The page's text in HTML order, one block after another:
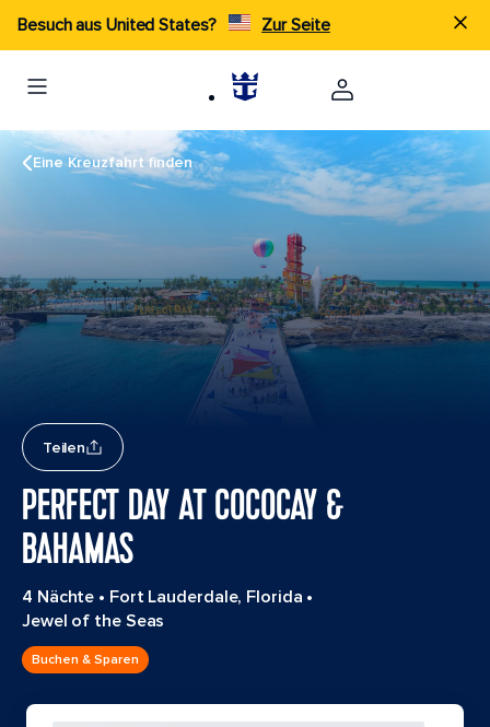
Besuch aus United States? Zur Seite
Eine Kreuzfahrt finden
Teilen
PERFECT DAY AT COCOCAY &
BAHAMAS
4 Nächte • Fort Lauderdale, Florida •
Jewel of the Seas
Buchen & Sparen